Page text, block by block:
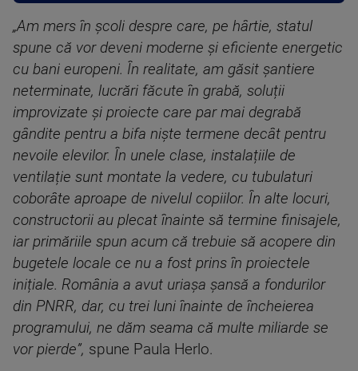
„Am mers în școli despre care, pe hârtie, statul
spune că vor deveni moderne și eficiente energetic
cu bani europeni. În realitate, am găsit șantiere
neterminate, lucrări făcute în grabă, soluții
improvizate și proiecte care par mai degrabă
gândite pentru a bifa niște termene decât pentru
nevoile elevilor. În unele clase, instalațiile de
ventilație sunt montate la vedere, cu tubulaturi
coborâte aproape de nivelul copiilor. În alte locuri,
constructorii au plecat înainte să termine finisajele,
iar primăriile spun acum că trebuie să acopere din
bugetele locale ce nu a fost prins în proiectele
inițiale. România a avut uriașa șansă a fondurilor
din PNRR, dar, cu trei luni înainte de încheierea
programului, ne dăm seama că multe miliarde se
vor pierde”, spune Paula Herlo.